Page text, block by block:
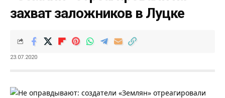
захват заложников в Луцке
23.07.2020